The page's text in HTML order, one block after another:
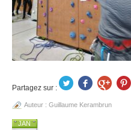
Partagez sur :
Auteur : Guillaume Kerambrun
JAN